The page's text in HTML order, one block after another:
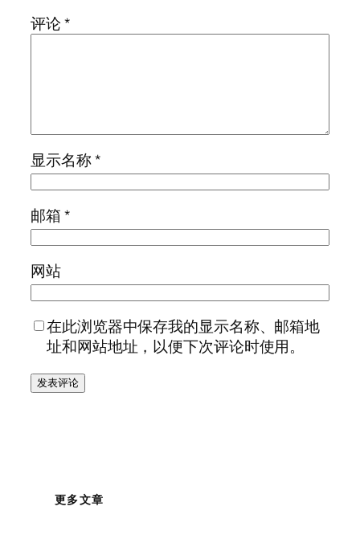
评论*
显示名称*
邮箱*
网站
在此浏览器中保存我的显示名称、邮箱地
址和网站地址，以便下次评论时使用。
更多文章